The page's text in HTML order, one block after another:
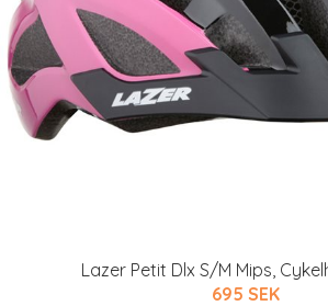
Lazer Petit Dlx S/M Mips,
695 SEK